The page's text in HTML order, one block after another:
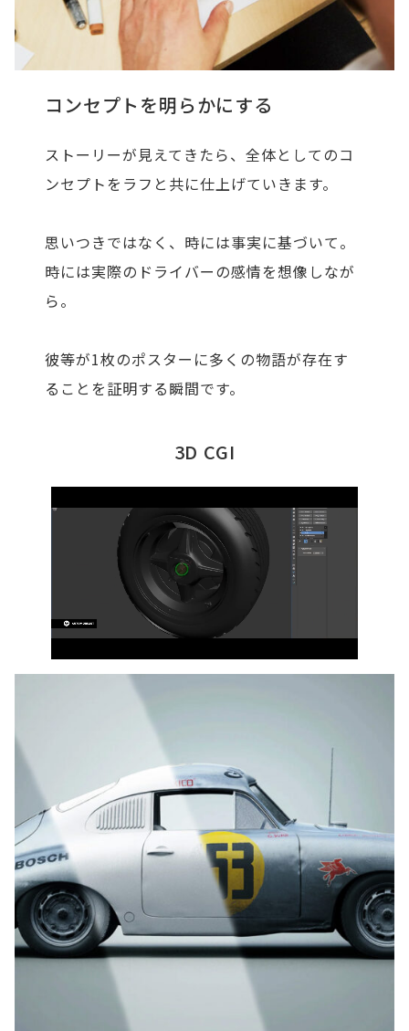
コンセプトを明らかにする
ストーリーが見えてきたら、全体としてのコ
ンセプトをラフと共に仕上げていきます。
思いつきではなく、時には事実に基づいて。
時には実際のドライバーの感情を想像しなが
ら。
彼等が1枚のポスターに多くの物語が存在す
ることを証明する瞬間です。
3D CGI